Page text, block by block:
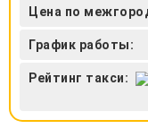
Цена по
График работы:
Рейтинг такси: